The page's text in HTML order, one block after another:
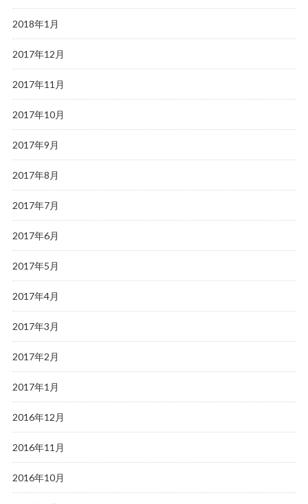
2018年1月
2017年12月
2017年11月
2017年10月
2017年9月
2017年8月
2017年7月
2017年6月
2017年5月
2017年4月
2017年3月
2017年2月
2017年1月
2016年12月
2016年11月
2016年10月